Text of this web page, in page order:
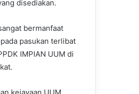
disediakan.
bermanfaat
pasukan terlibat
IMPIAN UUM di